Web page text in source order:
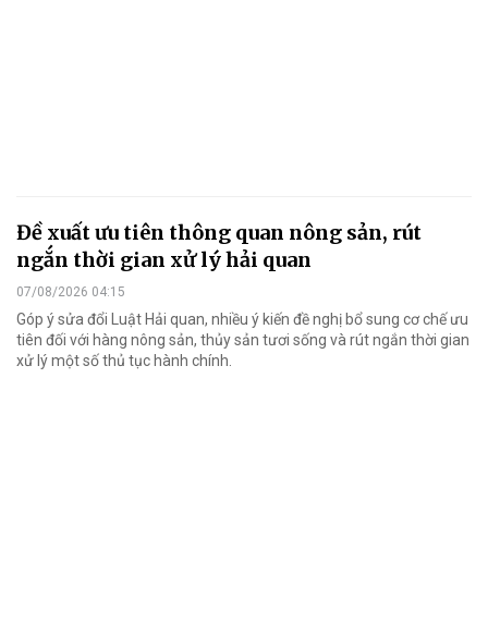
Đề xuất ưu tiên thông quan nông sản, rút
ngắn thời gian xử lý hải quan
07/08/2026 04:15
Góp ý sửa đổi Luật Hải quan, nhiều ý kiến đề nghị bổ sung cơ chế ưu
tiên đối với hàng nông sản, thủy sản tươi sống và rút ngắn thời gian
xử lý một số thủ tục hành chính.